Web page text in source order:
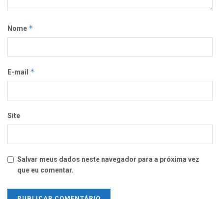
Nome *
E-mail *
Site
Salvar meus dados neste navegador para a próxima vez
que eu comentar.